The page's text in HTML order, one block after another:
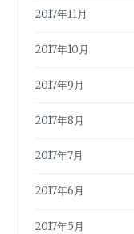
2017年11月
2017年10月
2017年9月
2017年8月
2017年7月
2017年6月
2017年5月